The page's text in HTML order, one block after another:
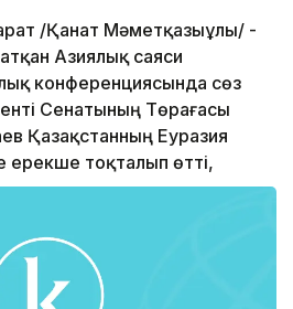
/Қанат Мәметқазыұлы/ -
Азиялық саяси
конференциясында сөз
Сенатының Төрағасы
Қазақстанның Еуразия
ерекше тоқталып өтті,